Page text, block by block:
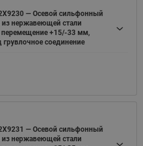
— Осевой сильфонный
из нержавеющей стали
перемещение +15/-33 мм,
грувлочное соединение
— Осевой сильфонный
из нержавеющей стали